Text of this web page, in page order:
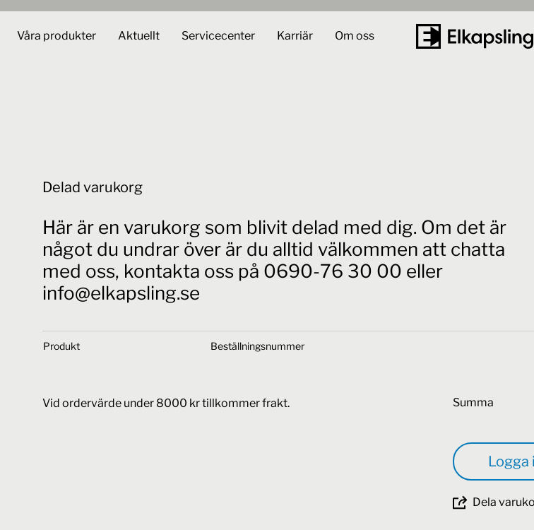
Våra produkter Aktuellt Servicecenter Karriär Om oss
Delad varukorg
Här är en varukorg som blivit delad med dig. Om det är
något du undrar över är du alltid välkommen att chatta
med oss, kontakta oss på 0690-76 30 00 eller
info@elkapsling.se
Produkt Beställningsnummer
Vid ordervärde under 8000 kr tillkommer frakt. Summa
Logga
Dela